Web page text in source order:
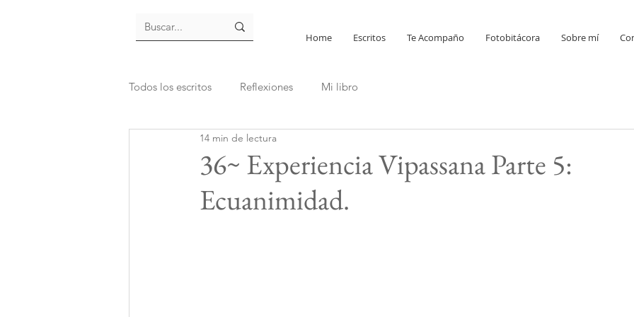
Home Escritos Te Acompaño Fotobitácora Sobre mí
Todos los escritos Reflexiones Mi libro
36~ Experiencia Vipassana Parte 5:
Ecuanimidad.
14 min de lectura